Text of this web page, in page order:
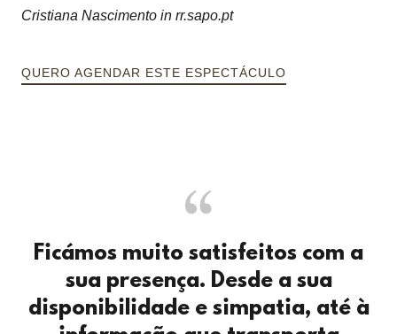
Cristiana Nascimento in rr.sapo.pt
QUERO AGENDAR ESTE ESPECTÁCULO
Ficámos muito satisfeitos com a
sua presença. Desde a sua
disponibilidade e simpatia, até à